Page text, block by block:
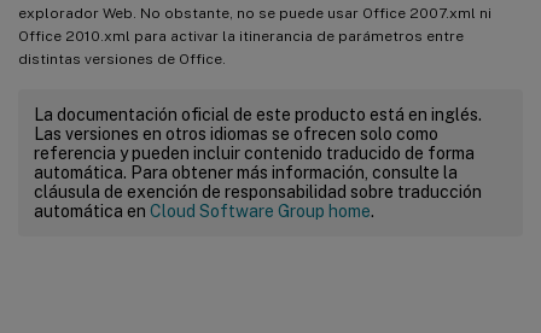
explorador Web. No obstante, no se puede usar Office 2007.xml ni
Office 2010.xml para activar la itinerancia de parámetros entre
distintas versiones de Office.
La documentación oficial de este producto está en inglés.
Las versiones en otros idiomas se ofrecen solo como
referencia y pueden incluir contenido traducido de forma
automática. Para obtener más información, consulte la
cláusula de exención de responsabilidad sobre traducción
automática en Cloud Software Group home.